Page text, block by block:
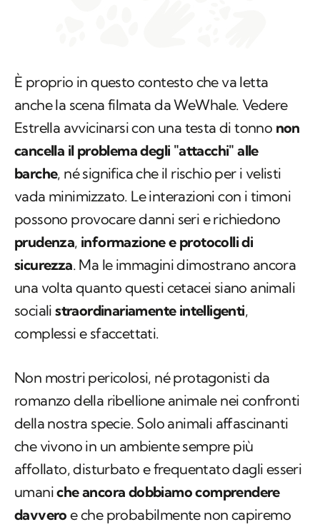
È proprio in questo contesto che va letta
anche la scena filmata da WeWhale. Vedere
Estrella avvicinarsi con una testa di tonno non
cancella il problema degli "attacchi" alle
barche, né significa che il rischio per i velisti
vada minimizzato. Le interazioni con i timoni
possono provocare danni seri e richiedono
prudenza, informazionee protocolli di
sicurezza. Ma le immagini dimostrano ancora
una volta quanto questi cetacei siano animali
socialistraordinariamente intelligenti,
complessi e sfaccettati.
Non mostri pericolosi, né protagonisti da
romanzo della ribellione animale nei confronti
della nostra specie. Solo animali affascinanti
che vivono in un ambiente sempre più
affollato, disturbato e frequentato dagli esseri
umaniche ancora dobbiamo comprendere
davvero e che probabilmente non capiremo